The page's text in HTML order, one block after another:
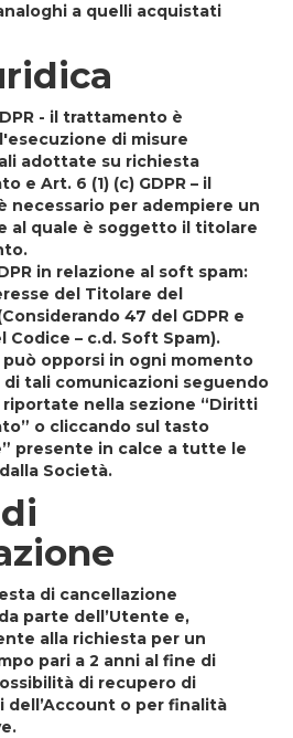
a quelli acquistati
- il trattamento è
di misure
adottate su richiesta
e Art. 6 (1) (c) GDPR – il
necessario per adempiere un
al quale è soggetto il titolare
in relazione al soft spam:
del Titolare del
47 del GDPR e
Codice – c.d. Soft Spam).
può opporsi in ogni momento
di tali comunicazioni seguendo
riportate nella sezione “Diritti
o cliccando sul tasto
presente in calce a tutte le
Società.
di cancellazione
parte dell’Utente e,
alla richiesta per un
pari a 2 anni al fine di
di recupero di
dell’Account o per finalità